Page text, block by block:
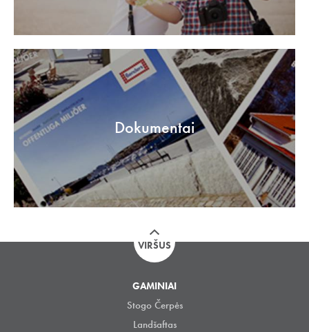
Dokumentai
VIRŠUS
GAMINIAI
Stogo Čerpės
Landšaftas